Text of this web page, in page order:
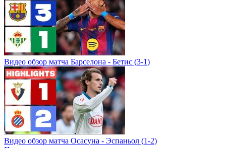
Видео обзор матча Барселона - Бетис (3-1)
Видео обзор матча Осасуна - Эспаньол (1-2)